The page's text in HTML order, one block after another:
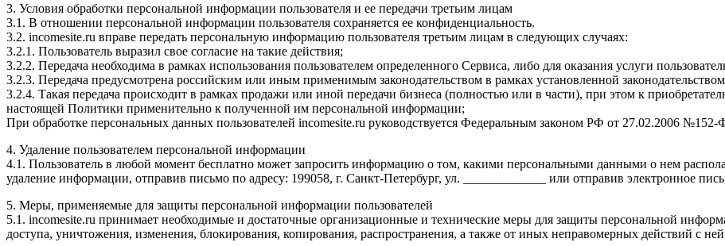
3. Условия обработки персональной информации пользователя и ее передачи третьим лицам
3.1. В отношении персональной информации пользователя сохраняется ее конфиденциальность.
3.2. incomesite.ru вправе передать персональную информацию пользователя третьим лицам в следующих случаях:
3.2.1. Пользователь выразил свое согласие на такие действия;
3.2.2. Передача необходима в рамках использования пользователем определенного Сервиса, либо для оказания услуги
3.2.3. Передача предусмотрена российским или иным применимым законодательством в рамках установленной
3.2.4. Такая передача происходит в рамках продажи или иной передачи бизнеса (полностью или в части), при этом к
настоящей Политики применительно к полученной им персональной информации;
При обработке персональных данных пользователей incomesite.ru руководствуется Федеральным законом РФ от 27.02.2006
4. Удаление пользователем персональной информации
4.1. Пользователь в любой момент бесплатно может запросить информацию о том, какими персональными данными о нем
удаление информации, отправив письмо по адресу: 199058, г. Санкт-Петербург, ул. _____________ или отправив электронное
5. Меры, применяемые для защиты персональной информации пользователей
5.1. incomesite.ru принимает необходимые и достаточные организационные и технические меры для защиты персональной
доступа, уничтожения, изменения, блокирования, копирования, распространения, а также от иных неправомерных действий с